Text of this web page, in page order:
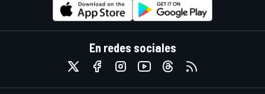
En redes sociales